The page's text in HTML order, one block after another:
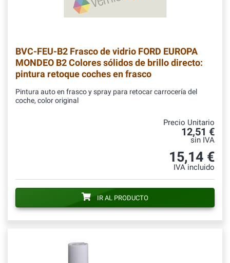
BVC-FEU-B2 Frasco de vidrio FORD EUROPA
MONDEO B2 Colores sólidos de brillo directo:
pintura retoque coches en frasco
Pintura auto en frasco y spray para retocar carrocería del
coche, color original
Precio Unitario
12,51 €
sin IVA
15,14 €
IVA incluido
IR AL PRODUCTO